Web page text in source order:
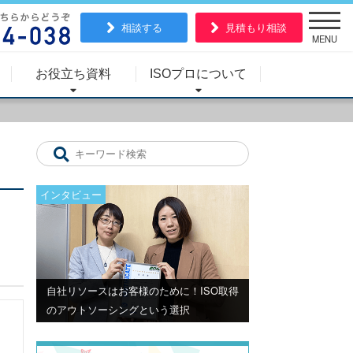
相談する 見積もり相談
MENU
お役立ち資料 ISOプロについて
インタビュー
自社リソースはお客様のために！ISO取得
のアウトソーシングという選択